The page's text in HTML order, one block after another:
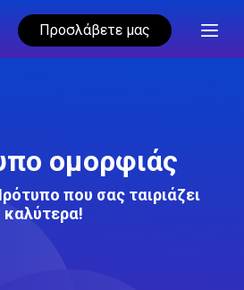
Προσλάβετε μας
ομορφιάς
που σας ταιριάζει
καλύτερα!